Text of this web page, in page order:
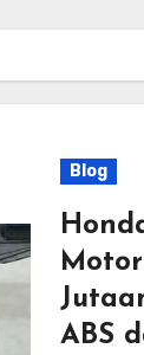
Blog
ABS